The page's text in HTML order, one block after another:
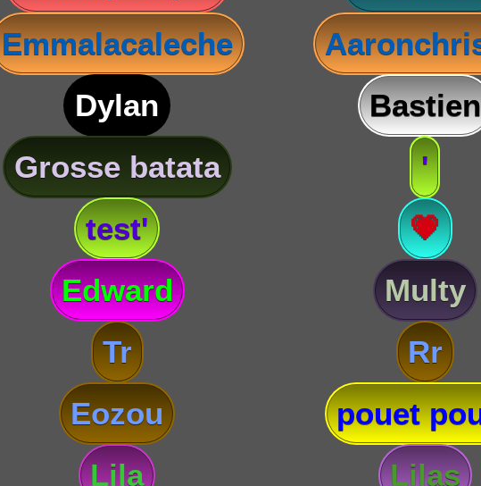
Emmalacaleche
Dylan
Bastien
Grosse batata
'
test'
💗
Edward
Multy
Tr
Rr
Eozou
pouet
Lila
Lilas